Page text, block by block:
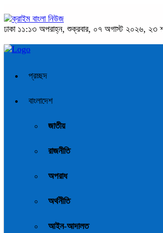
ঢাকা ১১:১৩ অপরাহ্ন, শুক্রবার, ০৭ অগাস্ট ২০২৬, ২৩
প্রচ্ছদ
বাংলাদেশ
জাতীয়
রাজনীতি
অপরাধ
অর্থনীতি
আইন-আদালত